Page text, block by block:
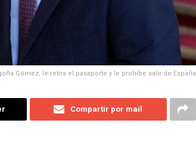
Gómez, le retira el pasaporte y le prohíbe salir de España
Compartir por mail